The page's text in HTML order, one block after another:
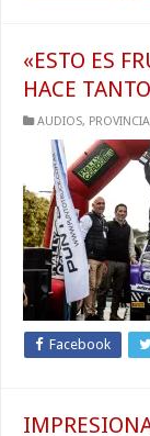
«ESTO ES
HACE
AUDIOS,
Facebook